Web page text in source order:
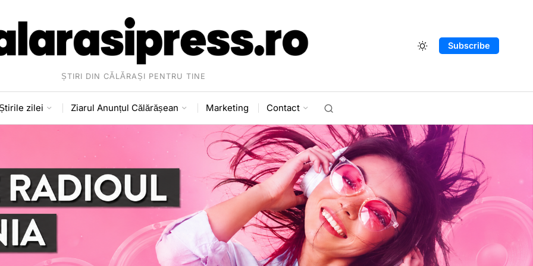
ȘTIRI DIN CĂLĂRAȘI PENTRU TINE
Subscribe
zilei Ziarul Anunțul Călărășean Marketing Contact